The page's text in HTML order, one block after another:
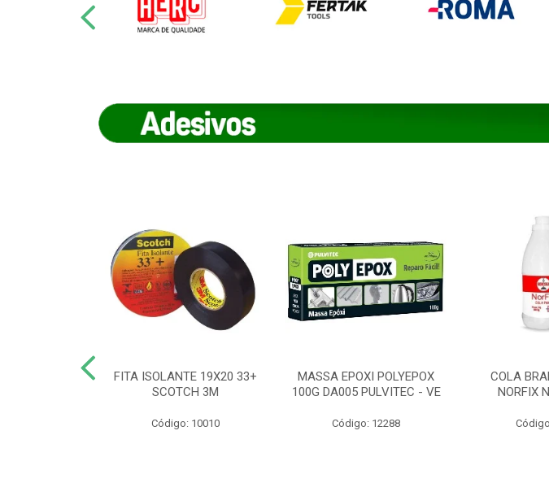
FITA ISOLANTE 19X20 33+
SCOTCH 3M
Código: 10010
MASSA EPOXI POLYEPOX
100G DA005 PULVITEC - VE
Código: 12288
COLA
NORFIX